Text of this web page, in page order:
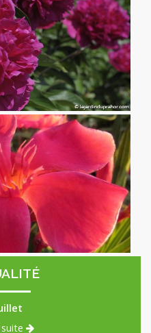
Crousse
x
rouge Corail